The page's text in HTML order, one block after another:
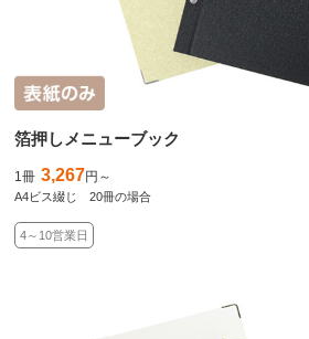
箔押しメニューブック
1冊 3,267円～
A4ビス綴じ 20冊の場合
4～10営業日